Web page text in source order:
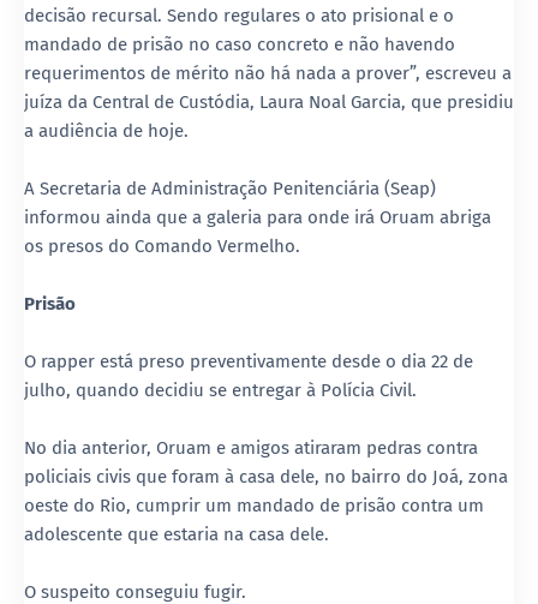
decisão recursal. Sendo regulares o ato prisional e o
mandado de prisão no caso concreto e não havendo
requerimentos de mérito não há nada a prover”, escreveu a
juíza da Central de Custódia, Laura Noal Garcia, que presidiu
a audiência de hoje.
A Secretaria de Administração Penitenciária (Seap)
informou ainda que a galeria para onde irá Oruam abriga
os presos do Comando Vermelho.
Prisão
O rapper está preso preventivamente desde o dia 22 de
julho, quando decidiu se entregar à Polícia Civil.
No dia anterior, Oruam e amigos atiraram pedras contra
policiais civis que foram à casa dele, no bairro do Joá, zona
oeste do Rio, cumprir um mandado de prisão contra um
adolescente que estaria na casa dele.
O suspeito conseguiu fugir.